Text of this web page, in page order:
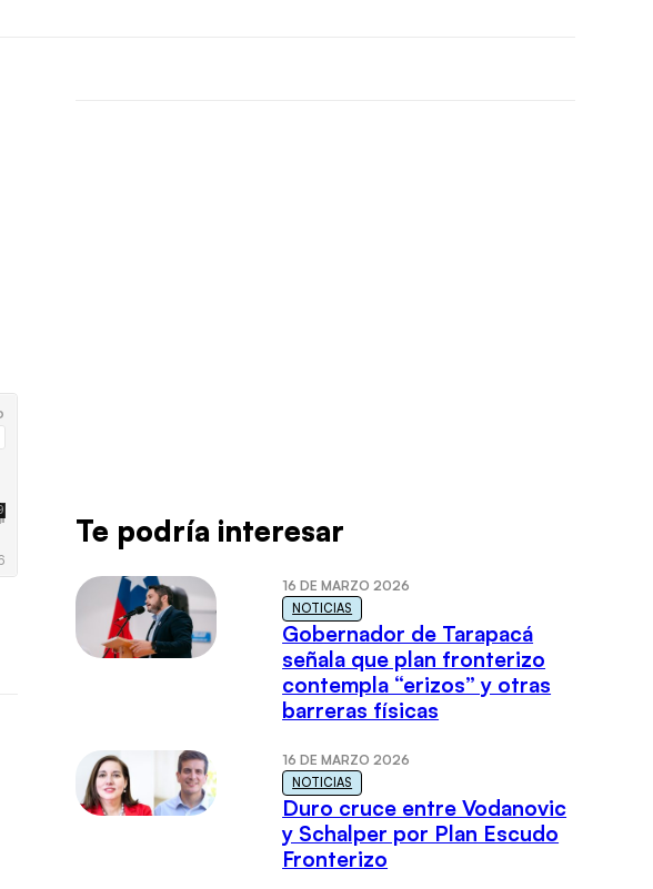
Te podría interesar
16 DE MARZO 2026
NOTICIAS
Gobernador de Tarapacá
señala que plan fronterizo
contempla “erizos” y otras
barreras físicas
16 DE MARZO 2026
NOTICIAS
Duro cruce entre Vodanovic
y Schalper por Plan Escudo
Fronterizo